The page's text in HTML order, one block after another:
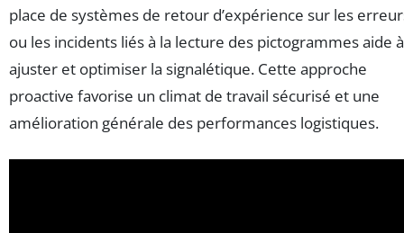
place de systèmes de retour d’expérience sur les
ou les incidents liés à la lecture des pictogrammes aide à
ajuster et optimiser la signalétique. Cette approche
proactive favorise un climat de travail sécurisé et une
amélioration générale des performances logistiques.